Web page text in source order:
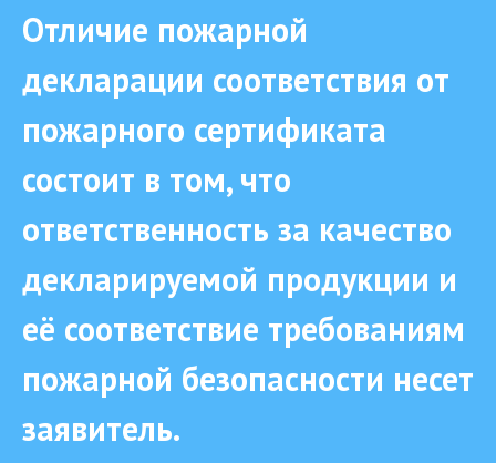
Отличие пожарной
декларации соответствия от
пожарного сертификата
состоит в том, что
ответственность за качество
декларируемой продукции и
её соответствие требованиям
пожарной безопасности несет
заявитель.